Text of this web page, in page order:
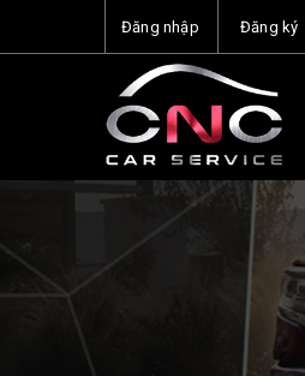
Đăng nhập Đăng ký